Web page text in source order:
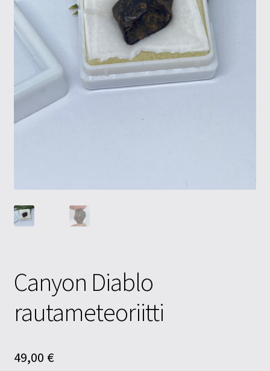
Tietosuojaseloste
Tuotteet
Yritysinfo
Canyon Diablo
rautameteoriitti
49,00 €